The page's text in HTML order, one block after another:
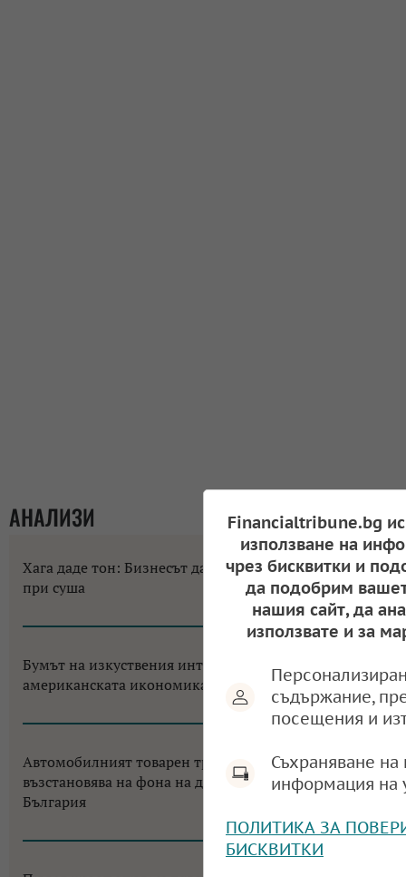
АНАЛИЗИ
Хага даде тон: Бизнесът да не разчита на помощи
при суша
10:58, 07.08.2026
Бумът на изкуствения интелект променя
американската икономика до неузнаваемост
12:18, 06.08.2026
Автомобилният товарен транспорт в ЕС се
възстановява на фона на двуцифрен срив за
България
11:38, 05.08.2026
Financialtribune.bg
използване на
чрез бисквитки и
да подобрим
нашия сайт, да
използвате и за
съдържание,
посещения и
Съхраняване
информация на
ПОЛИТИКА ЗА
БИСКВИТКИ